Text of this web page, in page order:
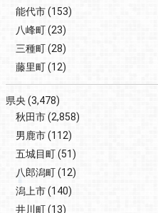
能代市(153)
八峰町(23)
三種町(28)
藤里町(12)
県央 (3,478)
秋田市(2,858)
男鹿市(112)
五城目町(51)
八郎潟町(12)
潟上市(140)
井川町(13)